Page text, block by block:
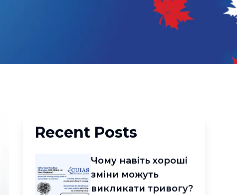
Recent Posts
Чому навіть хороші
зміни можуть
викликати тривогу?